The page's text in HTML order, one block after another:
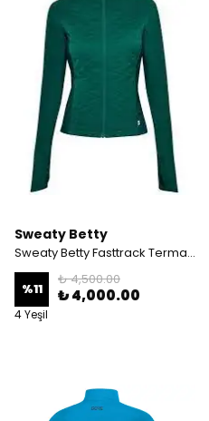
Sweaty Betty
Sweaty Betty Fasttrack Termal Retro Yeşil Ceket
%11
₺ 4,500.00
₺ 4,000.00
4 Yeşil